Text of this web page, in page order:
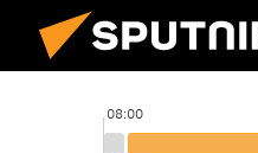
08:00